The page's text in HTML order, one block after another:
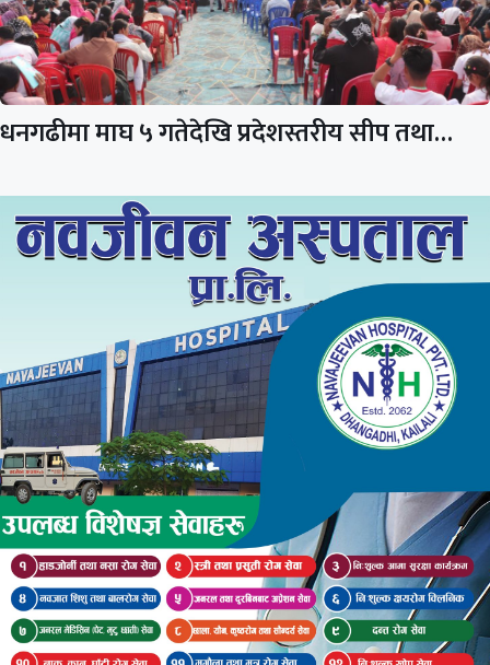
धनगढीमा माघ ५ गतेदेखि प्रदेशस्तरीय सीप तथा…